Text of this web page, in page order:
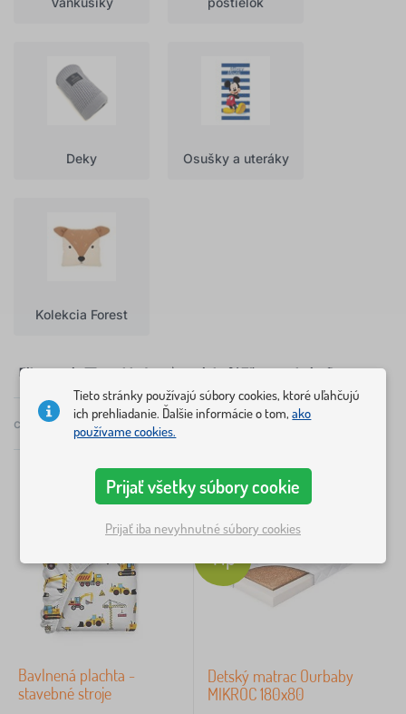
Deky Osušky a uteráky
Kolekcia Forest
Filtrovanie ✓skladom☆novinka%Zľavy a akcie Dostupnosť
Dostupnosť
331 €
Vyhľadať v rámci filtra
celkom 444 produktov
Bavlnená plachta -
stavebné stroje
-15%
Tip
Detský matrac Ourbaby
MIKROC 180x80
Tieto stránky používajú súbory cookies, ktoré uľahčujú
ich prehliadanie. Ďalšie informácie o tom,ako
používame cookies.
Prijať všetky súbory cookie
Prijať iba nevyhnutné súbory cookies